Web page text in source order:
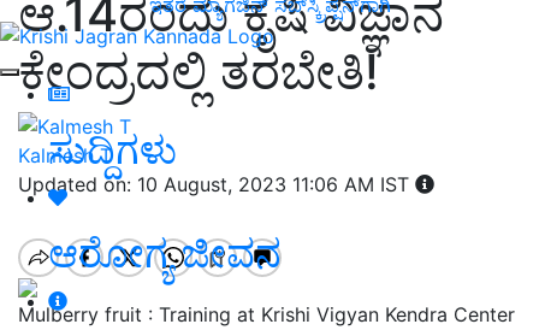
ಇತರೆ ಮ್ಯಾಗಜಿನ್‌ ಸಬ್‌ಸ್ಕ್ರಿಪ್ಷನ್‌ಗಾಗಿ
ಸುದ್ದಿಗಳು
ಆರೋಗ್ಯ ಜೀವನ
ಆ.14ರಂದು ಕೃಷಿ ವಿಜ್ಞಾನ
ಕೇಂದ್ರದಲ್ಲಿ ತರಬೇತಿ!
Kalmesh T
Updated on: 10 August, 2023 11:06 AM IST
Mulberry fruit : Training at Krishi Vigyan Kendra Center